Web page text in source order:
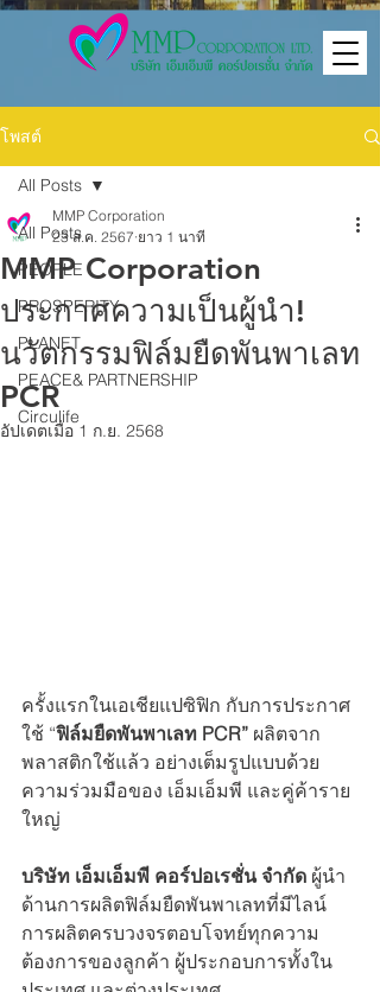
โพสต์
All Posts
PEOPLE
PROSPERITY
PLANET
PEACE& PARTNERSHIP
Circulife
All Posts
MMP Corporation
ประกาศความเป็นผู้นำ!
นวัตกรรมฟิล์มยืดพันพาเลท
PCR
MMP Corporation
23 ส.ค. 2567 ยาว 1 นาที
อัปเดตเมื่อ1 ก.ย. 2568
ครั้งแรกในเอเชียแปซิฟิก กับการประกาศ
ใช้ “ฟิล์มยืดพันพาเลท PCR” ผลิตจาก
พลาสติกใช้แล้ว อย่างเต็มรูปแบบด้วย
ความร่วมมือของ เอ็มเอ็มพี และคู่ค้าราย
ใหญ่
บริษัท เอ็มเอ็มพี คอร์ปอเรชั่น จำกัด ผู้นำ
ด้านการผลิตฟิล์มยืดพันพาเลทที่มีไลน์
การผลิตครบวงจรตอบโจทย์ทุกความ
ต้องการของลูกค้า ผู้ประกอบการทั้งใน